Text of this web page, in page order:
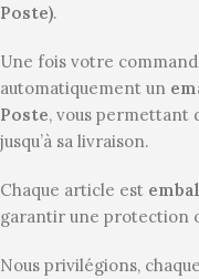
Poste).
Une fois votre
automatiquement un
Poste, vous permettant
jusqu’à sa livraison.
Chaque article est
garantir une protection
Nous privilégions,